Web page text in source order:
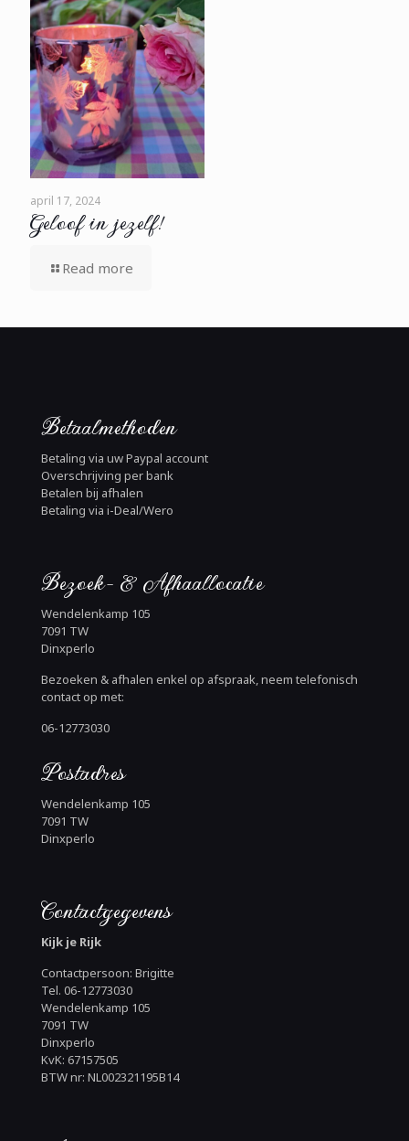
april 17, 2024
Geloof in jezelf!
Read more
Betaalmethoden
Betaling via uw Paypal account
Overschrijving per bank
Betalen bij afhalen
Betaling via i-Deal/Wero
Bezoek- & Afhaallocatie
Wendelenkamp 105
7091 TW
Dinxperlo
Bezoeken & afhalen enkel op afspraak, neem telefonisch
contact op met:
06-12773030
Postadres
Wendelenkamp 105
7091 TW
Dinxperlo
Contactgegevens
Kijk je Rijk
Contactpersoon: Brigitte
Tel. 06-12773030
Wendelenkamp 105
7091 TW
Dinxperlo
KvK: 67157505
BTW nr: NL002321195B14